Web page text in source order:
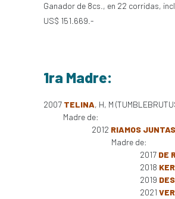
Ganador de 8cs., en 22 corridas,
US$ 151.669.-
1ra Madre:
2007 TELINA, H, M
Madre de:
2012 RIAMOS JUNTAS
Madre de:
2017 DE
2018
2019
2021